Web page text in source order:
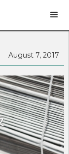
August 7, 2017